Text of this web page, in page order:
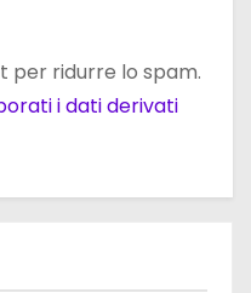
per ridurre lo spam.
i dati derivati